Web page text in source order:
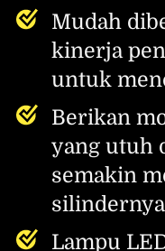
Mudah
kinerja
untuk
Berikan
yang utuh
semakin
silindernya
Lampu